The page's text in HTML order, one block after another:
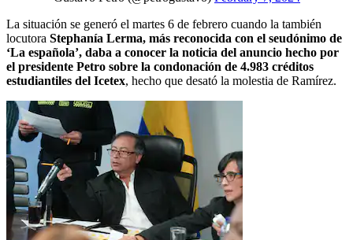
La situación se generó el martes 6 de febrero cuando la también
locutora Stephanía Lerma, más reconocida con el seudónimo de
‘La española’, daba a conocer la noticia del anuncio hecho por
el presidente Petro sobre la condonación de 4.983 créditos
estudiantiles del Icetex, hecho que desató la molestia de Ramírez.